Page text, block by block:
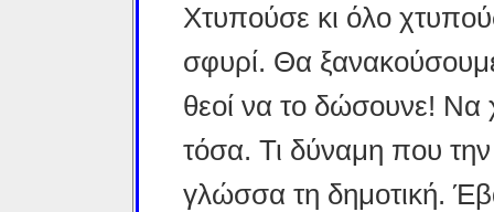
Χτυπούσε κι όλο
σφυρί. Θα
θεοί να το δώσουνε! Να
τόσα. Τι δύναμη που
γλώσσα τη δημοτική.